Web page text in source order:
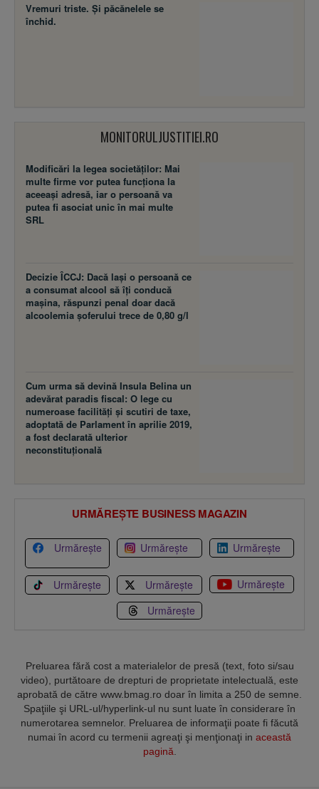
Vremuri triste. Şi păcănelele se
închid.
MONITORULJUSTITIEI.RO
Modificări la legea societăţilor: Mai
multe firme vor putea funcţiona la
aceeaşi adresă, iar o persoană va
putea fi asociat unic în mai multe
SRL
Decizie ÎCCJ: Dacă laşi o persoană ce
a consumat alcool să îţi conducă
maşina, răspunzi penal doar dacă
alcoolemia şoferului trece de 0,80 g/l
Cum urma să devină Insula Belina un
adevărat paradis fiscal: O lege cu
numeroase facilităţi şi scutiri de taxe,
adoptată de Parlament în aprilie 2019,
a fost declarată ulterior
neconstituţională
URMĂREȘTE BUSINESS MAGAZIN
Urmărește Urmărește Urmărește
Urmărește Urmărește
Urmărește
Urmărește
Preluarea fără cost a materialelor de presă (text, foto si/sau
video), purtătoare de drepturi de proprietate intelectuală, este
aprobată de către www.bmag.ro doar în limita a 250 de semne.
Spaţiile şi URL-ul/hyperlink-ul nu sunt luate în considerare în
numerotarea semnelor. Preluarea de informaţii poate fi făcută
numai în acord cu termenii agreaţi şi menţionaţi in această
pagină.